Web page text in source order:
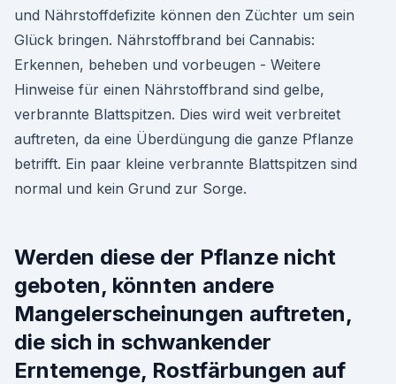
und Nährstoffdefizite können den Züchter um sein
Glück bringen. Nährstoffbrand bei Cannabis:
Erkennen, beheben und vorbeugen - Weitere
Hinweise für einen Nährstoffbrand sind gelbe,
verbrannte Blattspitzen. Dies wird weit verbreitet
auftreten, da eine Überdüngung die ganze Pflanze
betrifft. Ein paar kleine verbrannte Blattspitzen sind
normal und kein Grund zur Sorge.
Werden diese der Pflanze nicht
geboten, könnten andere
Mangelerscheinungen auftreten,
die sich in schwankender
Erntemenge, Rostfärbungen auf